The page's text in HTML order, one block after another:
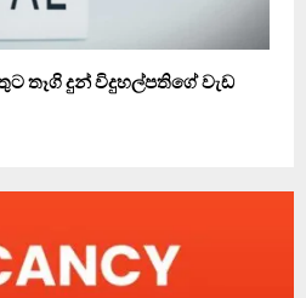
තෑගි දුන් විදුහල්පතිගේ වැඩ